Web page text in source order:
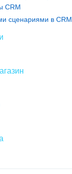
CRM
сценариями в CRM